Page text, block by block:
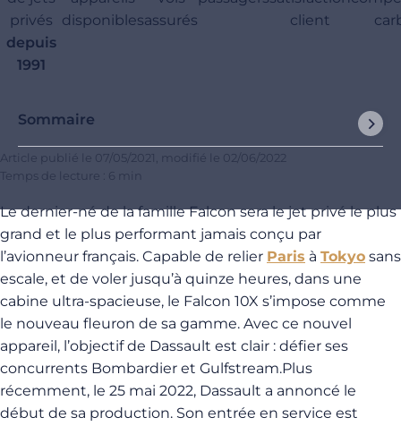
privés
depuis
1991
disponiblesassurés
client
Sommaire
Article publié le 07/05/2021 , modifié le 02/06/2022
Temps de lecture : 6 min
Le dernier-né de la famille Falcon sera le jet privé le plus
grand et le plus performant jamais conçu par
l’avionneur français. Capable de relier Paris à Tokyo sans
escale, et de voler jusqu’à quinze heures, dans une
cabine ultra-spacieuse, le Falcon 10X s’impose comme
le nouveau fleuron de sa gamme. Avec ce nouvel
appareil, l’objectif de Dassault est clair : défier ses
concurrents Bombardier et Gulfstream.Plus
récemment, le 25 mai 2022, Dassault a annoncé le
début de sa production. Son entrée en service est